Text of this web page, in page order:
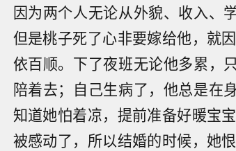
因为两个人无论从外貌、收入、
但是桃子死了心非要嫁给他，就
依百顺。下了夜班无论他多累，
陪着去；自己生病了，他总是在
知道她怕着凉，提前准备好暖宝
被感动了，所以结婚的时候，她